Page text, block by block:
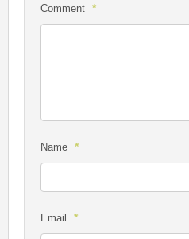
Comment *
Name *
Email *